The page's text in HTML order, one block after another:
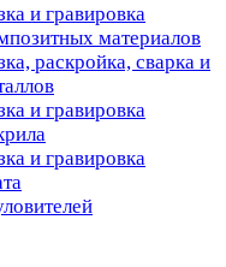
и гравировка
материалов
раскройка, сварка и
и гравировка
и гравировка